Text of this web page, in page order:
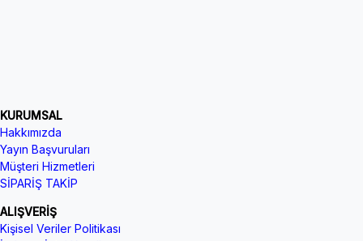
KURUMSAL
Hakkımızda
Yayın Başvuruları
Müşteri Hizmetleri
SİPARİŞ TAKİP
ALIŞVERİŞ
Kişisel Veriler Politikası